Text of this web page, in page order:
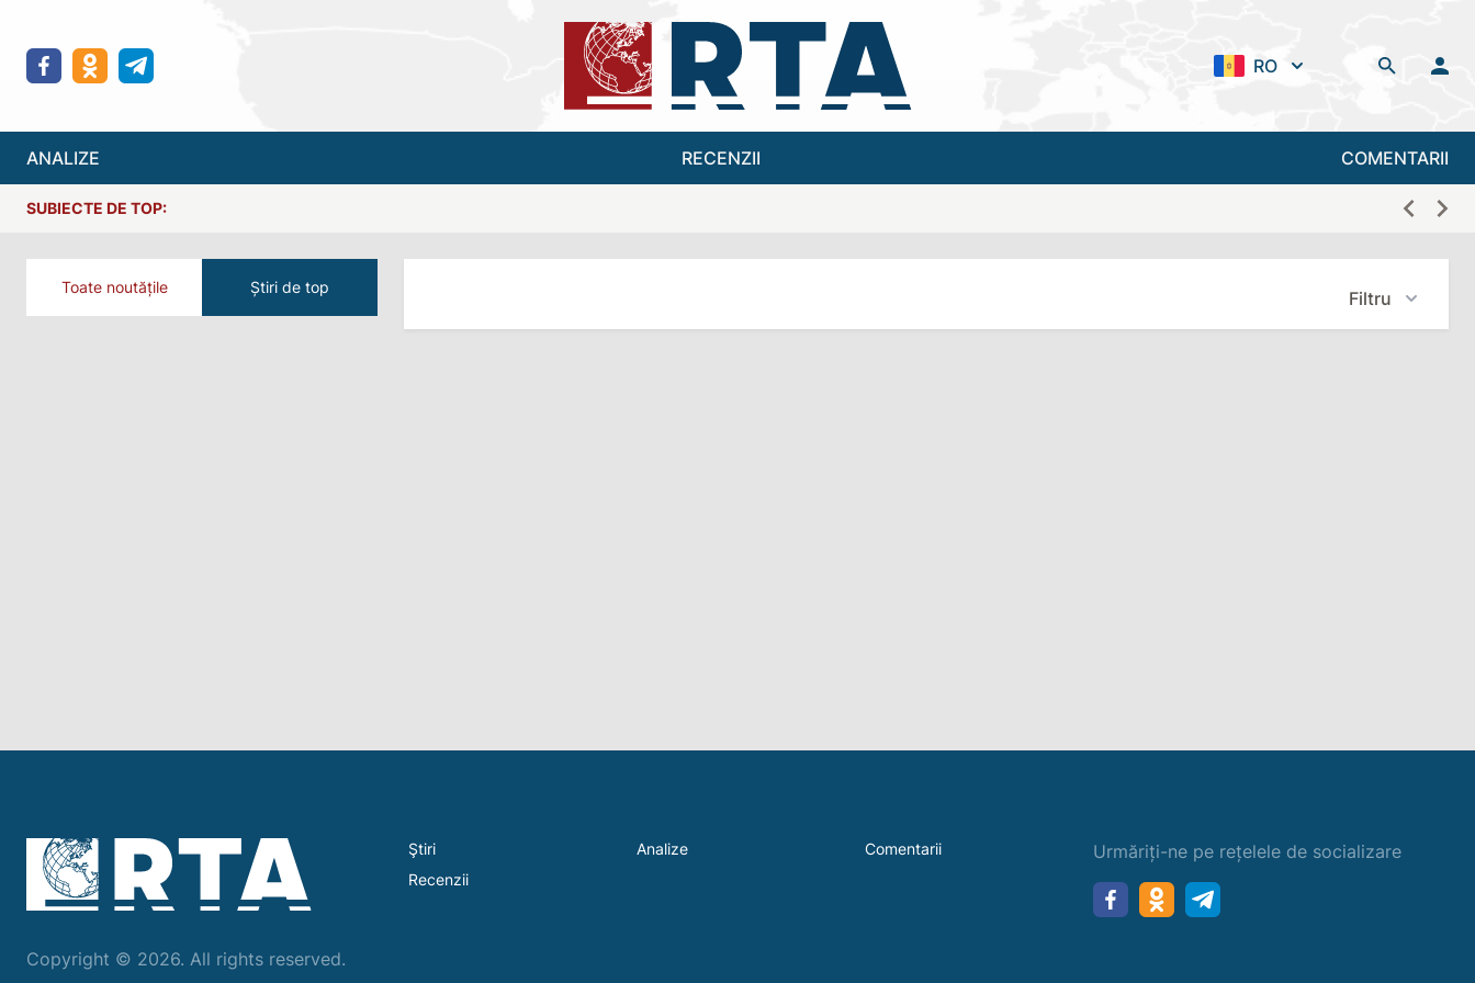
RO
ANALIZE RECENZII COMENTARII
SUBIECTE DE TOP:
Toate noutățile Știri de top
Filtru
Copyright © 2026. All rights reserved.
Ştiri Analize
Comentarii
Recenzii
Urmăriți-ne pe rețelele de socializare